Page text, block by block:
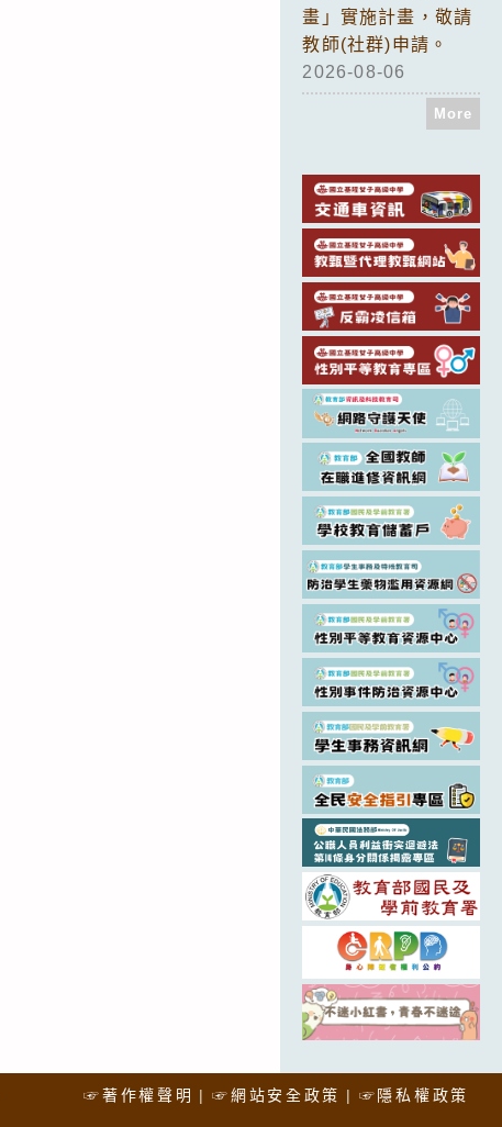
畫」實施計畫，敬請
教師(社群)申請。
2026-08-06
More
☞著作權聲明 ☞網站安全政策 ☞隱私權政策